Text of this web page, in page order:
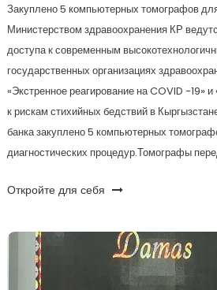
Закуплено 5 компьютерных томографов
Министерством здравоохранения КР
доступа к современным
государственных организациях
«Экстренное реагирование на COVID -19»
к рискам стихийных бедствий в
банка закуплено 5 компьютерных
диагностических процедур.Томографы
Откройте для себя